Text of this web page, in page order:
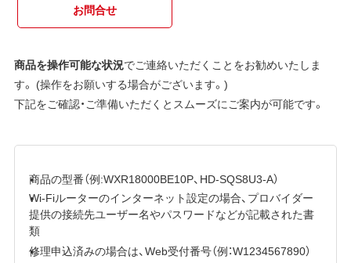
お問合せ
商品を操作可能な状況でご連絡いただくことをお勧めいたしま
す。 (操作をお願いする場合がございます。)
下記をご確認・ご準備いただくとスムーズにご案内が可能です。
商品の型番（例:WXR18000BE10P、HD-SQS8U3-A）
Wi-Fiルーターのインターネット設定の場合、プロバイダー
提供の接続先ユーザー名やパスワードなどが記載された書
類
修理申込済みの場合は、Web受付番号（例：W1234567890）